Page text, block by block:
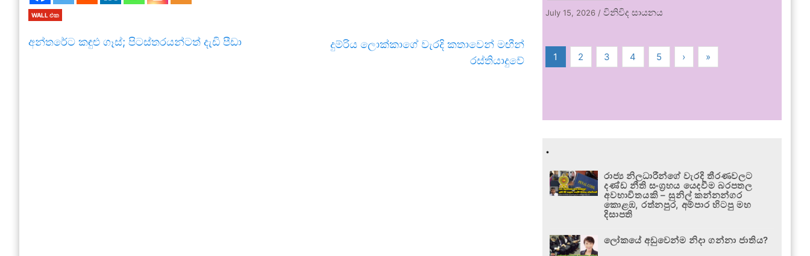
WALL එක
අන්තරේට කඳුළු ගෑස්; පිටස්තරයන්ටත් දැඩි පීඩා
දුම්රිය ලොක්කාගේ වැරදි කතාවෙන් මඟීන්
රස්තියාදුවේ
July 15, 2026 /විනිවිද සායනය
1 2 3 4 5 › »
.
රාජ්‍ය නිලධාරීන්ගේ වැරදි තීරණවලට
දණ්ඩ නීති සංග්‍රහය යෙදවීම බරපතල
අවභාවිතයකි – සුනිල් කන්නන්ගර
කොළඹ, රත්නපුර, අම්පාර හිටපු මහ
දිසාපති
ලෝකයේ අඩුවෙන්ම නිදා ගන්නා ජාතිය?